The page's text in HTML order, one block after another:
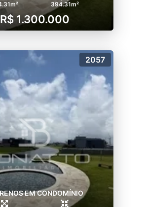
394.31m²
R$ 1.300.000
2057
EM CONDOMÍNIO